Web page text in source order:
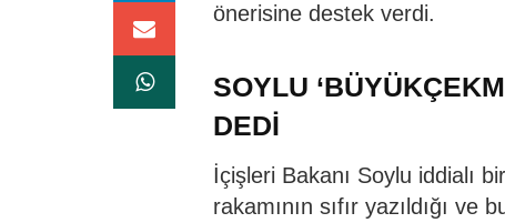
önerisine destek verdi.
SOYLU
DEDİ
İçişleri Bakanı Soylu iddialı
rakamının sıfır yazıldığı